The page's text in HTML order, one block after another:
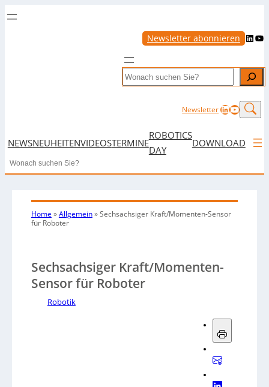
Newsletter abonnieren LinkedIn YouTube
Search
NewsletterLinkedIn
NEWSNEUHEITENVIDEOSTERMINE
ROBOTICS
DAY
DOWNLOAD
Search
Home »Allgemein»Sechsachsiger Kraft/Momenten-Sensor
für Roboter
Sechsachsiger Kraft/Momenten-
Sensor für Roboter
Robotik